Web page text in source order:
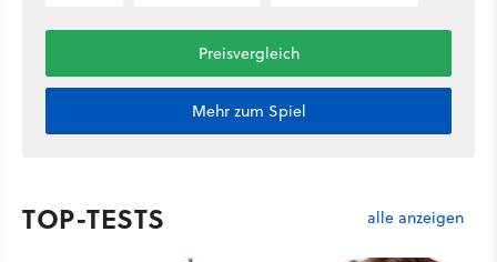
Preisvergleich
Mehr zum Spiel
TOP-TESTS alle anzeigen